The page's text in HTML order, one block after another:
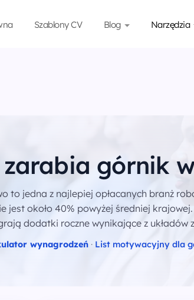
Szablony CV Blog Narzędzia
górnik
to jedna z najlepiej opłacanych branż
jest około 40% powyżej średniej
dodatki roczne wynikające z układów
wynagrodzeń · List motywacyjny dla